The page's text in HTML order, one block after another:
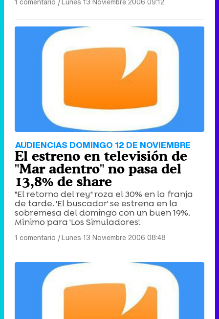
AUDIENCIAS DOMINGO 12 DE NOVIEMBRE
El estreno en televisión de
"Mar adentro" no pasa del
13,8% de share
"El retorno del rey" roza el 30% en la franja
de tarde. 'El buscador' se estrena en la
sobremesa del domingo con un buen 19%.
Mínimo para 'Los Simuladores'.
1 comentario |Lunes 13 Noviembre 2006 08:48